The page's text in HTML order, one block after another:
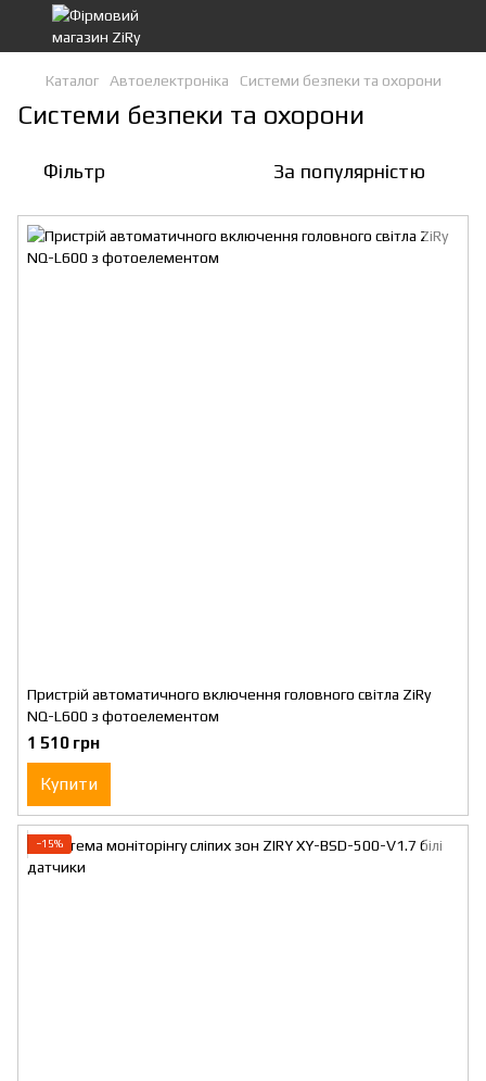
Каталог Автоелектроніка Системи безпеки та охорони
Системи безпеки та охорони
Фільтр За популярністю
Пристрій автоматичного включення головного світла ZiRy
NQ-L600 з фотоелементом
1 510 грн
Купити
−15%